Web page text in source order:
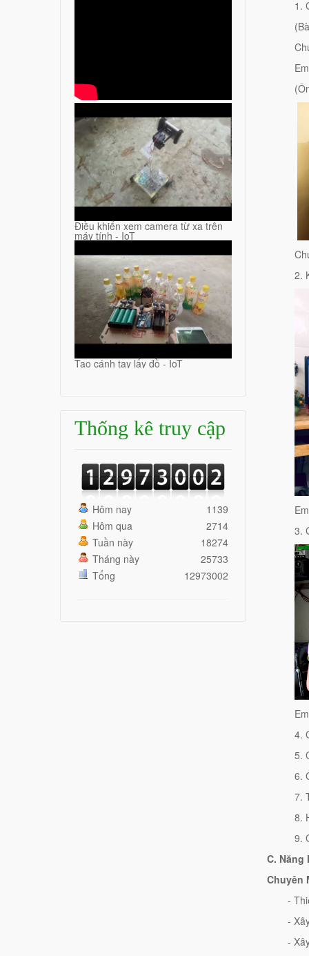
Điều khiển xem camera từ xa trên
máy tính - IoT
Tạo cánh tay lấy đồ - IoT
Thống kê truy cập
Hôm nay
Hôm qua
Tuần này
Tháng này
Tổng
1139
2714
18274
25733
12973002
1.
2.
3.
4.
5.
6.
7.
8.
9.
C. Năng
Chuyên
-
-
-